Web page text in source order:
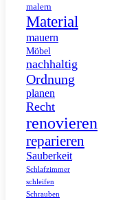
malern
Material
mauern
Möbel
nachhaltig
Ordnung
planen
Recht
renovieren
reparieren
Sauberkeit
Schlafzimmer
schleifen
Schrauben